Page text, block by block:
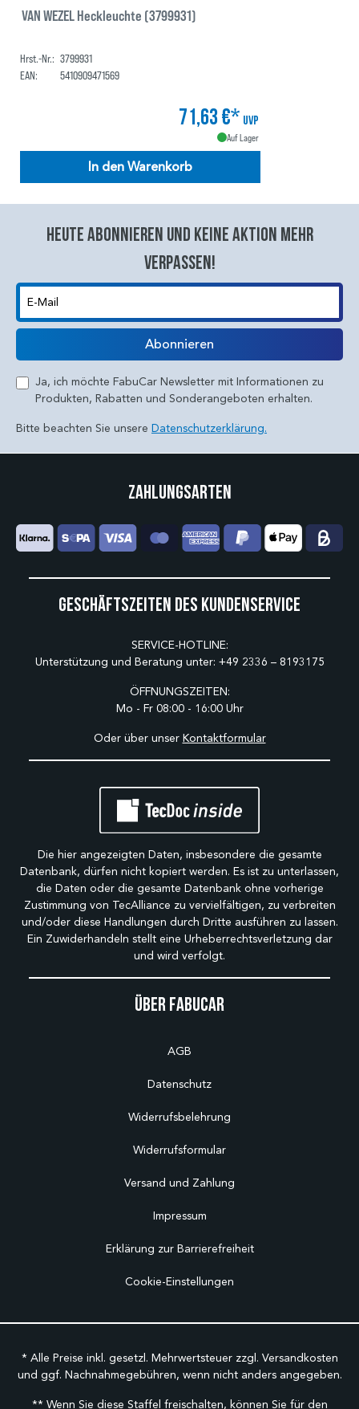
VAN WEZEL Heckleuchte (3799931)
Hrst.-Nr.: 3799931
EAN:
5410909471569
71,63 €* UVP
Auf Lager
In den Warenkorb
Heute abonnieren und keine aktion mehr
verpassen!
E-Mail
Abonnieren
Ja, ich möchte FabuCar Newsletter mit Informationen zu
Produkten, Rabatten und Sonderangeboten erhalten.
Bitte beachten Sie unsere Datenschutzerklärung.
Über Fabucar
AGB
Datenschutz
Widerrufsbelehrung
Widerrufsformular
Versand und Zahlung
Impressum
Erklärung zur Barrierefreiheit
Cookie-Einstellungen
Geschäftszeiten des Kundenservice
SERVICE-HOTLINE:
Unterstützung und Beratung unter: +49 2336 – 8193175
ÖFFNUNGSZEITEN:
Mo - Fr 08:00 - 16:00 Uhr
Oder über unser Kontaktformular
Zahlungsarten
Die hier angezeigten Daten, insbesondere die gesamte
Datenbank, dürfen nicht kopiert werden. Es ist zu unterlassen,
die Daten oder die gesamte Datenbank ohne vorherige
Zustimmung von TecAlliance zu vervielfältigen, zu verbreiten
und/oder diese Handlungen durch Dritte ausführen zu lassen.
Ein Zuwiderhandeln stellt eine Urheberrechtsverletzung dar
und wird verfolgt.
* Alle Preise inkl. gesetzl. Mehrwertsteuer zzgl. Versandkosten
und ggf. Nachnahmegebühren, wenn nicht anders angegeben.
** Wenn Sie diese Staffel freischalten, können Sie für den